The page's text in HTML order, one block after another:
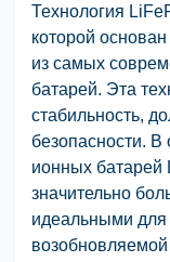
Технология
которой
из самых
батарей. Эта
стабильность,
безопасности. В
ионных батарей
значительно
идеальными для
возобновляемой